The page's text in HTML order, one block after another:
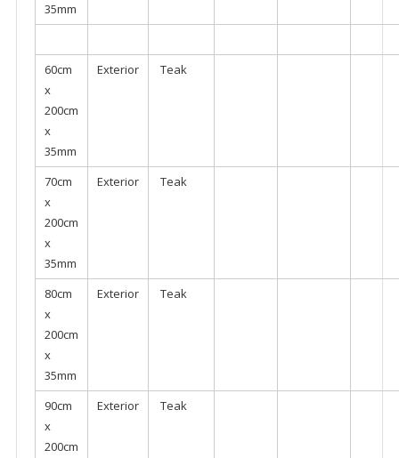
35mm
60cm
x
200cm
x
35mm
Exterior Teak
70cm
x
200cm
x
35mm
Exterior Teak
80cm
x
200cm
x
35mm
Exterior Teak
90cm
x
200cm
Exterior Teak